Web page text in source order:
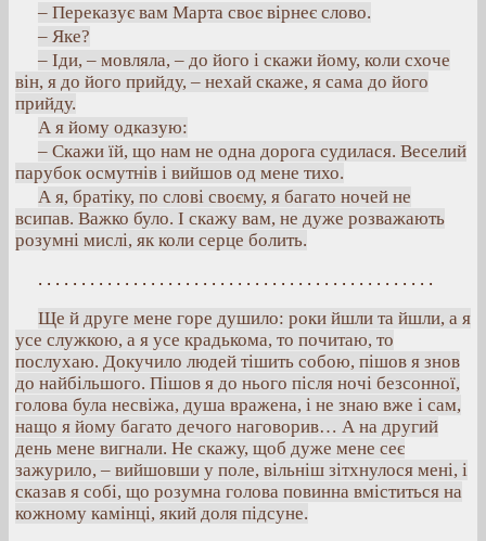
– Переказує вам Марта своє вірнеє слово.
– Яке?
– Іди, – мовляла, – до його і скажи йому, коли схоче
він, я до його прийду, – нехай скаже, я сама до його
прийду.
А я йому одказую:
– Скажи їй, що нам не одна дорога судилася. Веселий
парубок осмутнів і вийшов од мене тихо.
А я, братіку, по слові своєму, я багато ночей не
всипав. Важко було. І скажу вам, не дуже розважають
розумні мислі, як коли серце болить.
. . . . . . . . . . . . . . . . . . . . . . . . . . . . . . . . . . . . . . . . . . . . . .
Ще й друге мене горе душило: роки йшли та йшли, а я
усе служкою, а я усе крадькома, то почитаю, то
послухаю. Докучило людей тішить собою, пішов я знов
до найбільшого. Пішов я до нього після ночі безсонної,
голова була несвіжа, душа вражена, і не знаю вже і сам,
нащо я йому багато дечого наговорив… А на другий
день мене вигнали. Не скажу, щоб дуже мене сеє
зажурило, – вийшовши у поле, вільніш зітхнулося мені, і
сказав я собі, що розумна голова повинна вміститься на
кожному камінці, який доля підсуне.